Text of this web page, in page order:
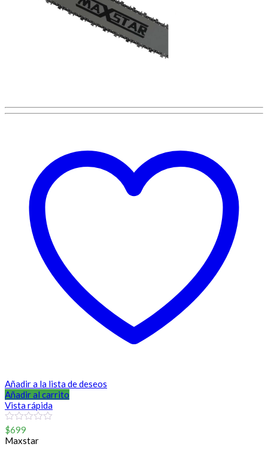
Añadir a la lista de deseos
Añadir al carrito
Vista rápida
0
out
of
$699
Maxstar